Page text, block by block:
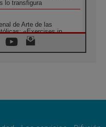
lo transfigura
de Arte de las
«Exercises in
líderes en África